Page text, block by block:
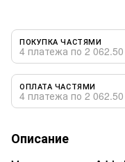
ПОКУПКА ЧАСТЯМИ
4 платежа по 2 062.50
ОПЛАТА ЧАСТЯМИ
4 платежа по 2 062.50
Описание